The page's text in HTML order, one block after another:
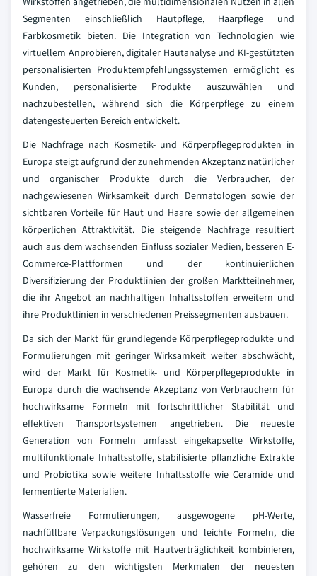
Segmenten einschließlich Hautpflege, Haarpflege und
Farbkosmetik bieten. Die Integration von Technologien wie
virtuellem Anprobieren, digitaler Hautanalyse und KI-gestützten
personalisierten Produktempfehlungssystemen ermöglicht es
Kunden, personalisierte Produkte auszuwählen und
nachzubestellen, während sich die Körperpflege zu einem
datengesteuerten Bereich entwickelt.
Die Nachfrage nach Kosmetik- und Körperpflegeprodukten in
Europa steigt aufgrund der zunehmenden Akzeptanz natürlicher
und organischer Produkte durch die Verbraucher, der
nachgewiesenen Wirksamkeit durch Dermatologen sowie der
sichtbaren Vorteile für Haut und Haare sowie der allgemeinen
körperlichen Attraktivität. Die steigende Nachfrage resultiert
auch aus dem wachsenden Einfluss sozialer Medien, besseren E-
Commerce-Plattformen und der kontinuierlichen
Diversifizierung der Produktlinien der großen Marktteilnehmer,
die ihr Angebot an nachhaltigen Inhaltsstoffen erweitern und
ihre Produktlinien in verschiedenen Preissegmenten ausbauen.
Da sich der Markt für grundlegende Körperpflegeprodukte und
Formulierungen mit geringer Wirksamkeit weiter abschwächt,
wird der Markt für Kosmetik- und Körperpflegeprodukte in
Europa durch die wachsende Akzeptanz von Verbrauchern für
hochwirksame Formeln mit fortschrittlicher Stabilität und
effektiven Transportsystemen angetrieben. Die neueste
Generation von Formeln umfasst eingekapselte Wirkstoffe,
multifunktionale Inhaltsstoffe, stabilisierte pflanzliche Extrakte
und Probiotika sowie weitere Inhaltsstoffe wie Ceramide und
fermentierte Materialien.
Wasserfreie Formulierungen, ausgewogene pH-Werte,
nachfüllbare Verpackungslösungen und leichte Formeln, die
hochwirksame Wirkstoffe mit Hautverträglichkeit kombinieren,
gehören zu den wichtigsten Merkmalen der neuesten